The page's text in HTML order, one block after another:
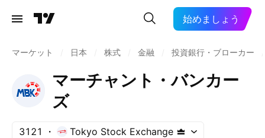
始めましょう
マーケット 日本 株式 金融 投資銀行・ブローカー
マーチャント・バンカー
ズ
3121 Tokyo Stock Exchange